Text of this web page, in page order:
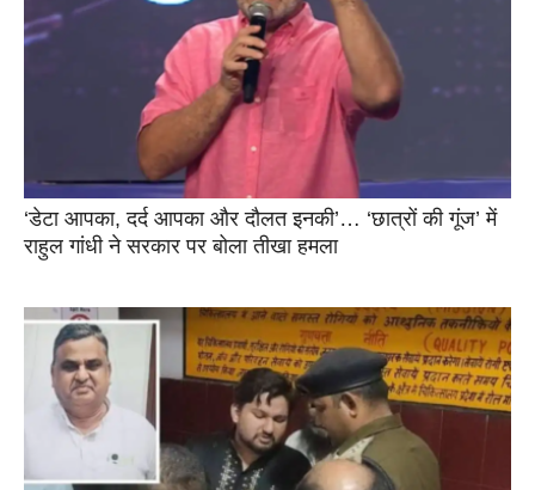
‘डेटा आपका, दर्द आपका और दौलत इनकी’… ‘छात्रों की गूंज’ में
राहुल गांधी ने सरकार पर बोला तीखा हमला